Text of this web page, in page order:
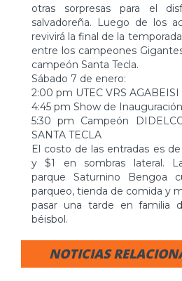
otras sorpresas para el
salvadoreña. Luego de los
revivirá la final de la
entre los campeones
campeón Santa Tecla.
Sábado 7 de enero:
2:00 pm UTEC VRS AGABEISI
4:45 pm Show de Inauguración
5:30 pm Campeón
SANTA TECLA
El costo de las entradas es
y $1 en sombras lateral.
parque Saturnino Bengoa
parqueo, tienda de comida y
pasar una tarde en familia
béisbol.
NOTICIAS